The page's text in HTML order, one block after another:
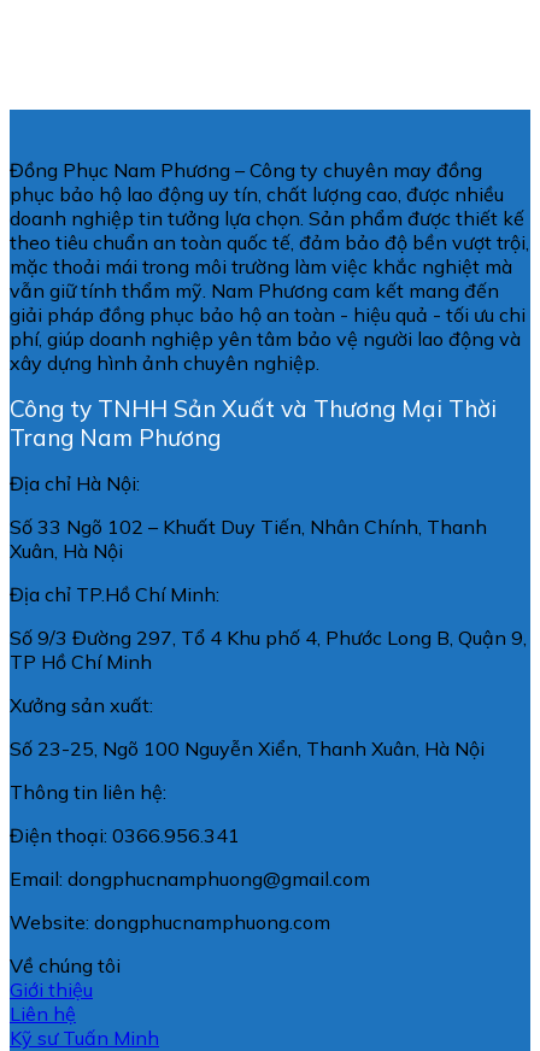
Đồng Phục Nam Phương – Công ty chuyên may đồng
phục bảo hộ lao động uy tín, chất lượng cao, được nhiều
doanh nghiệp tin tưởng lựa chọn. Sản phẩm được thiết kế
theo tiêu chuẩn an toàn quốc tế, đảm bảo độ bền vượt trội,
mặc thoải mái trong môi trường làm việc khắc nghiệt mà
vẫn giữ tính thẩm mỹ. Nam Phương cam kết mang đến
giải pháp đồng phục bảo hộ an toàn - hiệu quả - tối ưu chi
phí, giúp doanh nghiệp yên tâm bảo vệ người lao động và
xây dựng hình ảnh chuyên nghiệp.
Công ty TNHH Sản Xuất và Thương Mại Thời
Trang Nam Phương
Địa chỉ Hà Nội:
Số 33 Ngõ 102 – Khuất Duy Tiến, Nhân Chính, Thanh
Xuân, Hà Nội
Địa chỉ TP.Hồ Chí Minh:
Số 9/3 Đường 297, Tổ 4 Khu phố 4, Phước Long B, Quận 9,
TP Hồ Chí Minh
Xưởng sản xuất:
Số 23-25, Ngõ 100 Nguyễn Xiển, Thanh Xuân, Hà Nội
Thông tin liên hệ:
Điện thoại: 0366.956.341
Email: dongphucnamphuong@gmail.com
Website: dongphucnamphuong.com
Về chúng tôi
Giới thiệu
Liên hệ
Kỹ sư Tuấn Minh